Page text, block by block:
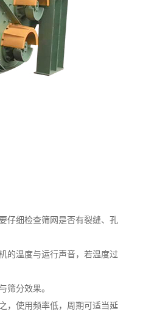
仔细检查筛网是否有裂缝、孔
的温度与运行声音，若温度过
分效果。
，使用频率低，周期可适当延